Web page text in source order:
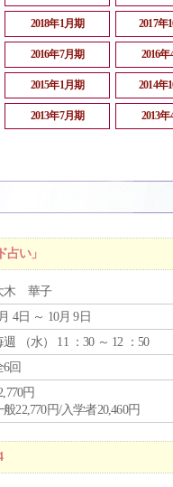
2018年1月期 2017年
2016年7月期 2016
2015年1月期 2014年
2013年7月期 2013
い」
木 華子
4日 ～ 10月 9日
週 （水） 11 ：30 ～ 12 ：50
6回
円
般22,770円/入学者20,460円